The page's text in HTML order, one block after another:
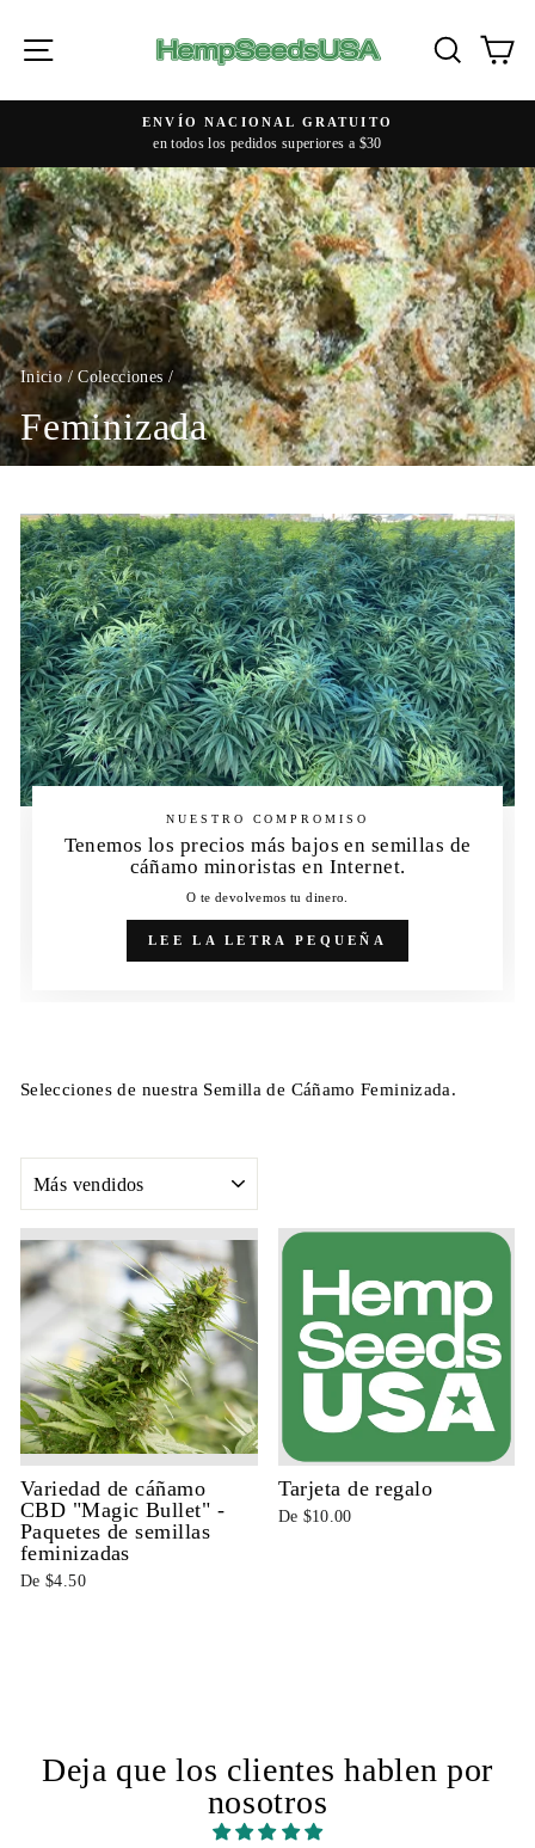
directamenteNavegación Buscar
diapositivas
pausa
ENVÍO INTERNACIONAL GRATUITO
en pedidos superiores a $100
Inicio / Colecciones /
Feminizada
NUESTRO COMPROMISO
Tenemos los precios más bajos en semillas de
cáñamo minoristas en Internet.
O te devolvemos tu dinero.
LEE LA LETRA PEQUEÑA
Selecciones de nuestra Semilla de Cáñamo Feminizada.
Variedad de cáñamo
CBD "Magic Bullet" -
Paquetes de semillas
feminizadas
De $4.50
Tarjeta de regalo
De $10.00
Deja que los clientes hablen por
nosotros